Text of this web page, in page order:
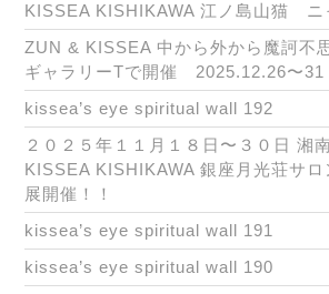
KISSEA KISHIKAWA 江ノ島山猫 ニ
ZUN & KISSEA 中から外から魔訶不
ギャラリーTで開催 2025.12.26〜31
kissea’s eye spiritual wall 192
２０２５年１１月１８日〜３０日 湘
KISSEA KISHIKAWA 銀座月光荘サ
展開催！！
kissea’s eye spiritual wall 191
kissea’s eye spiritual wall 190